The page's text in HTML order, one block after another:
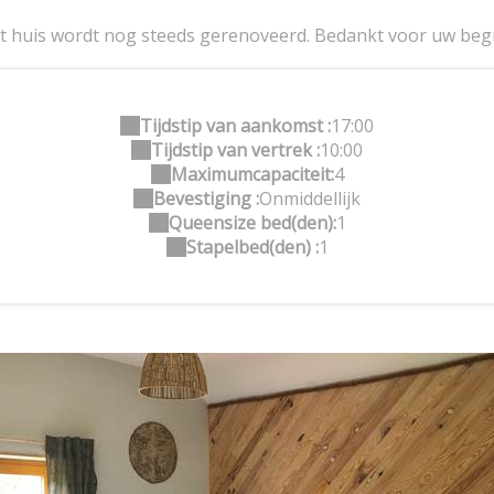
huis wordt nog steeds gerenoveerd. Bedankt voor uw
Tijdstip van aankomst :17:00
Tijdstip van vertrek :10:00
Maximumcapaciteit:4
Bevestiging :Onmiddellijk
Queensize bed(den):1
Stapelbed(den) :1